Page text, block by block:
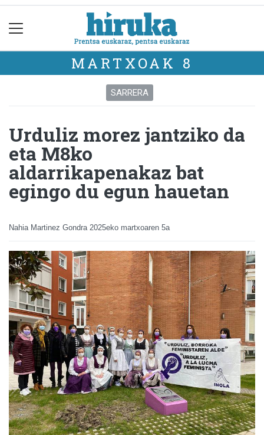
MARTXOAK 8
SARRERA
Urduliz morez jantziko da
eta M8ko
aldarrikapenakaz bat
egingo du egun hauetan
Nahia Martinez Gondra 2025eko martxoaren 5a